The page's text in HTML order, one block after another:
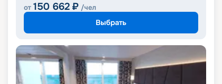
от 150 662 ₽ /чел
Выбрать